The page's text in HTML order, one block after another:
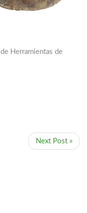
Herramientas de
Next Post »